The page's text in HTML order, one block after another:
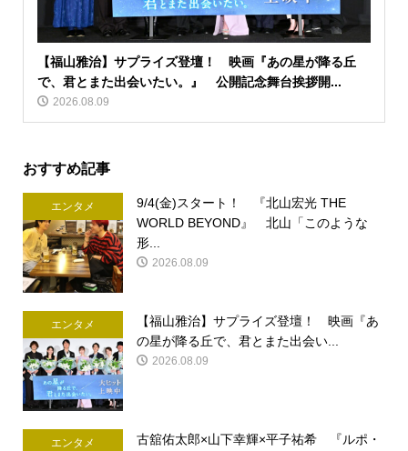
【福山雅治】サプライズ登壇！ 映画『あの星が降る丘
で、君とまた出会いたい。』 公開記念舞台挨拶開...
2026.08.09
おすすめ記事
エンタメ
9/4(金)スタート！ 『北山宏光 THE
WORLD BEYOND』 北山「このような
形...
2026.08.09
エンタメ
【福山雅治】サプライズ登壇！ 映画『あ
の星が降る丘で、君とまた出会い...
2026.08.09
エンタメ
古舘佑太郎×山下幸輝×平子祐希 『ルポ・